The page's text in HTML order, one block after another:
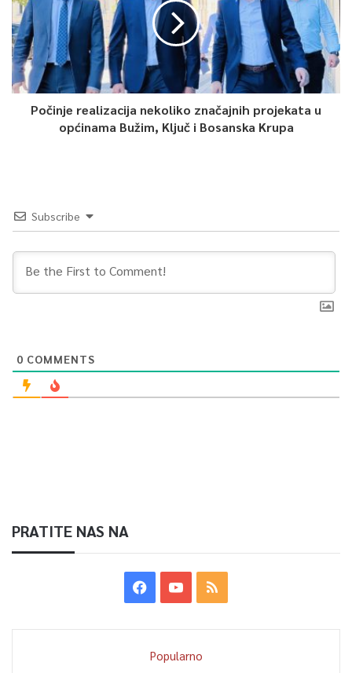
Počinje realizacija nekoliko značajnih projekata u
općinama Bužim, Ključ i Bosanska Krupa
Subscribe
0 COMMENTS
PRATITE NAS NA
Popularno